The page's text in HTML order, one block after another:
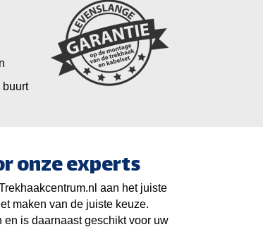
buurt
onze experts
aan het juiste
maken van de juiste keuze.
is daarnaast geschikt voor uw